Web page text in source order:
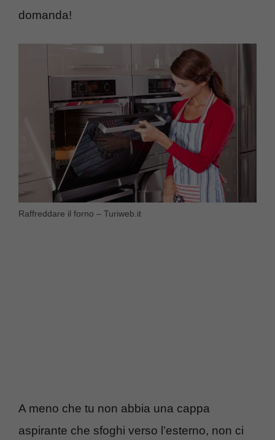
domanda!
Raffreddare il forno – Turiweb.it
A meno che tu non abbia una cappa
aspirante che sfoghi verso l’esterno, non ci